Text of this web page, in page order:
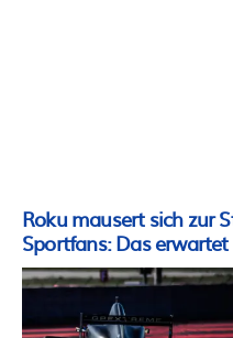
Roku mausert sich zur
Sportfans: Das